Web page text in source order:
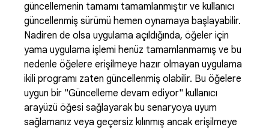
güncellemenin tamamı tamamlanmıştır ve kullanıcı
güncellenmiş sürümü hemen oynamaya başlayabilir.
Nadiren de olsa uygulama açıldığında, öğeler için
yama uygulama işlemi henüz tamamlanmamış ve bu
nedenle öğelere erişilmeye hazır olmayan uygulama
ikili programı zaten güncellenmiş olabilir. Bu öğelere
uygun bir "Güncelleme devam ediyor" kullanıcı
arayüzü öğesi sağlayarak bu senaryoya uyum
sağlamanız veya geçersiz kılınmış ancak erişilmeye